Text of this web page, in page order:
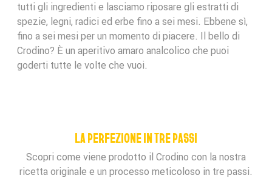
tutti gli ingredienti e lasciamo riposare gli estratti di
spezie, legni, radici ed erbe fino a sei mesi. Ebbene sì,
fino a sei mesi per un momento di piacere. Il bello di
Crodino? È un aperitivo amaro analcolico che puoi
goderti tutte le volte che vuoi.
LA PERFEZIONE IN TRE PASSI
Scopri come viene prodotto il Crodino con la nostra
ricetta originale e un processo meticoloso in tre passi.